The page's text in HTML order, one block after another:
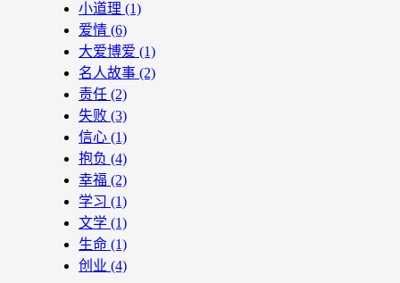
小道理 (1)
爱情 (6)
大爱博爱 (1)
名人故事 (2)
责任 (2)
失败 (3)
信心 (1)
抱负 (4)
幸福 (2)
学习 (1)
文学 (1)
生命 (1)
创业 (4)